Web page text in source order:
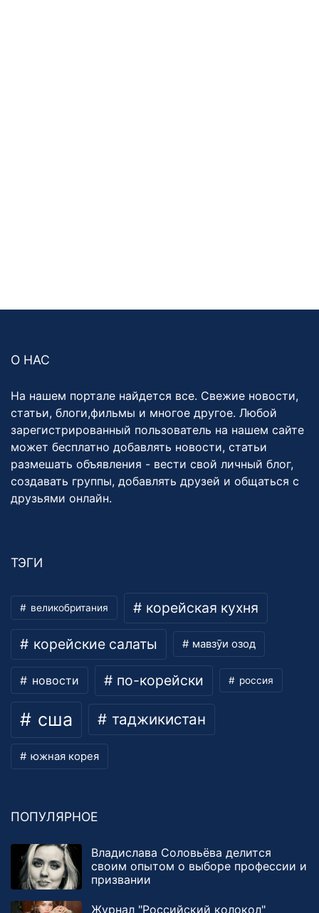
О НАС
На нашем портале найдется все. Свежие новости,
статьи, блоги,фильмы и многое другое. Любой
зарегистрированный пользователь на нашем сайте
может бесплатно добавлять новости, статьи
размешать объявления - вести свой личный блог,
создавать группы, добавлять друзей и общаться с
друзьями онлайн.
ТЭГИ
великобритания корейская кухня
корейские салаты мавзӯи озод
новости по-корейски россия
сша таджикистан
южная корея
ПОПУЛЯРНОЕ
Владислава Соловьёва делится
своим опытом о выборе профессии и
призвании
Журнал "Российский колокол"